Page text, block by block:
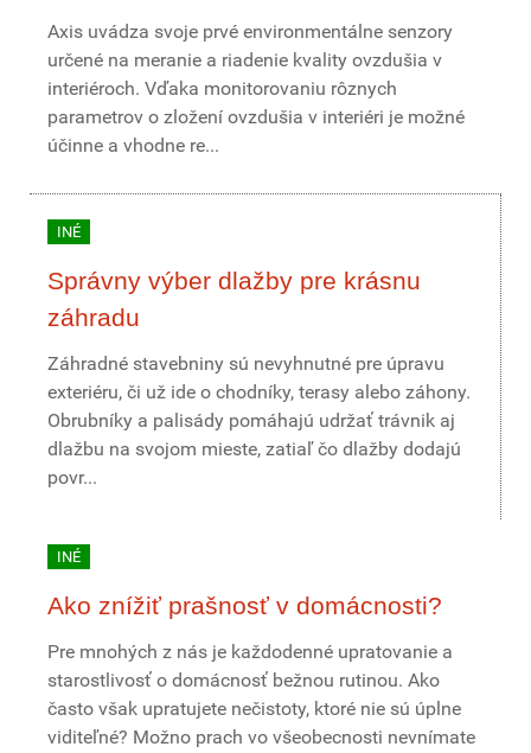
Axis uvádza svoje prvé environmentálne senzory
určené na meranie a riadenie kvality ovzdušia v
interiéroch. Vďaka monitorovaniu rôznych
parametrov o zložení ovzdušia v interiéri je možné
účinne a vhodne re...
INÉ
Správny výber dlažby pre krásnu
záhradu
Záhradné stavebniny sú nevyhnutné pre úpravu
exteriéru, či už ide o chodníky, terasy alebo záhony.
Obrubníky a palisády pomáhajú udržať trávnik aj
dlažbu na svojom mieste, zatiaľ čo dlažby dodajú
povr...
INÉ
Ako znížiť prašnosť v domácnosti?
Pre mnohých z nás je každodenné upratovanie a
starostlivosť o domácnosť bežnou rutinou. Ako
často však upratujete nečistoty, ktoré nie sú úplne
viditeľné? Možno prach vo všeobecnosti nevnímate